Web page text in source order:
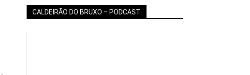
CALDEIRÃO DO BRUXO – PODCAST